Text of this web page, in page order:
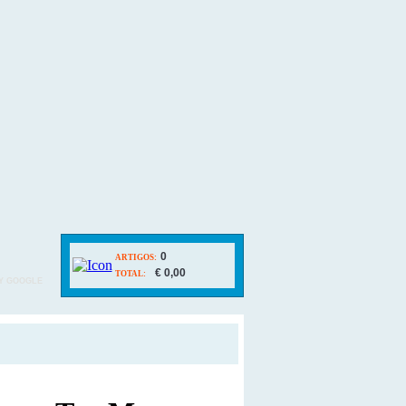
ARTIGOS: 0
TOTAL: € 0,00